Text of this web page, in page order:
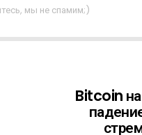
мы не спамим;)
Bitcoin